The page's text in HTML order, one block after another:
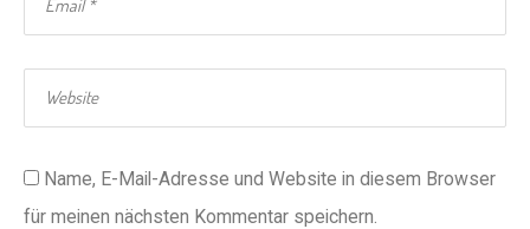
Name, E-Mail-Adresse und Website in diesem Browser
für meinen nächsten Kommentar speichern.